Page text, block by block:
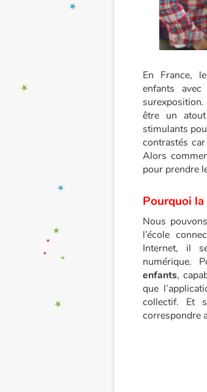
En France,
enfants
surexposition.
être un
stimulants
contrastés
Alors
pour prendre
Pourquoi la
Nous
l’école
Internet, il
numérique.
enfants,
que
collectif. Et
correspondre